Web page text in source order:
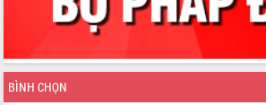
BÌNH CHỌN